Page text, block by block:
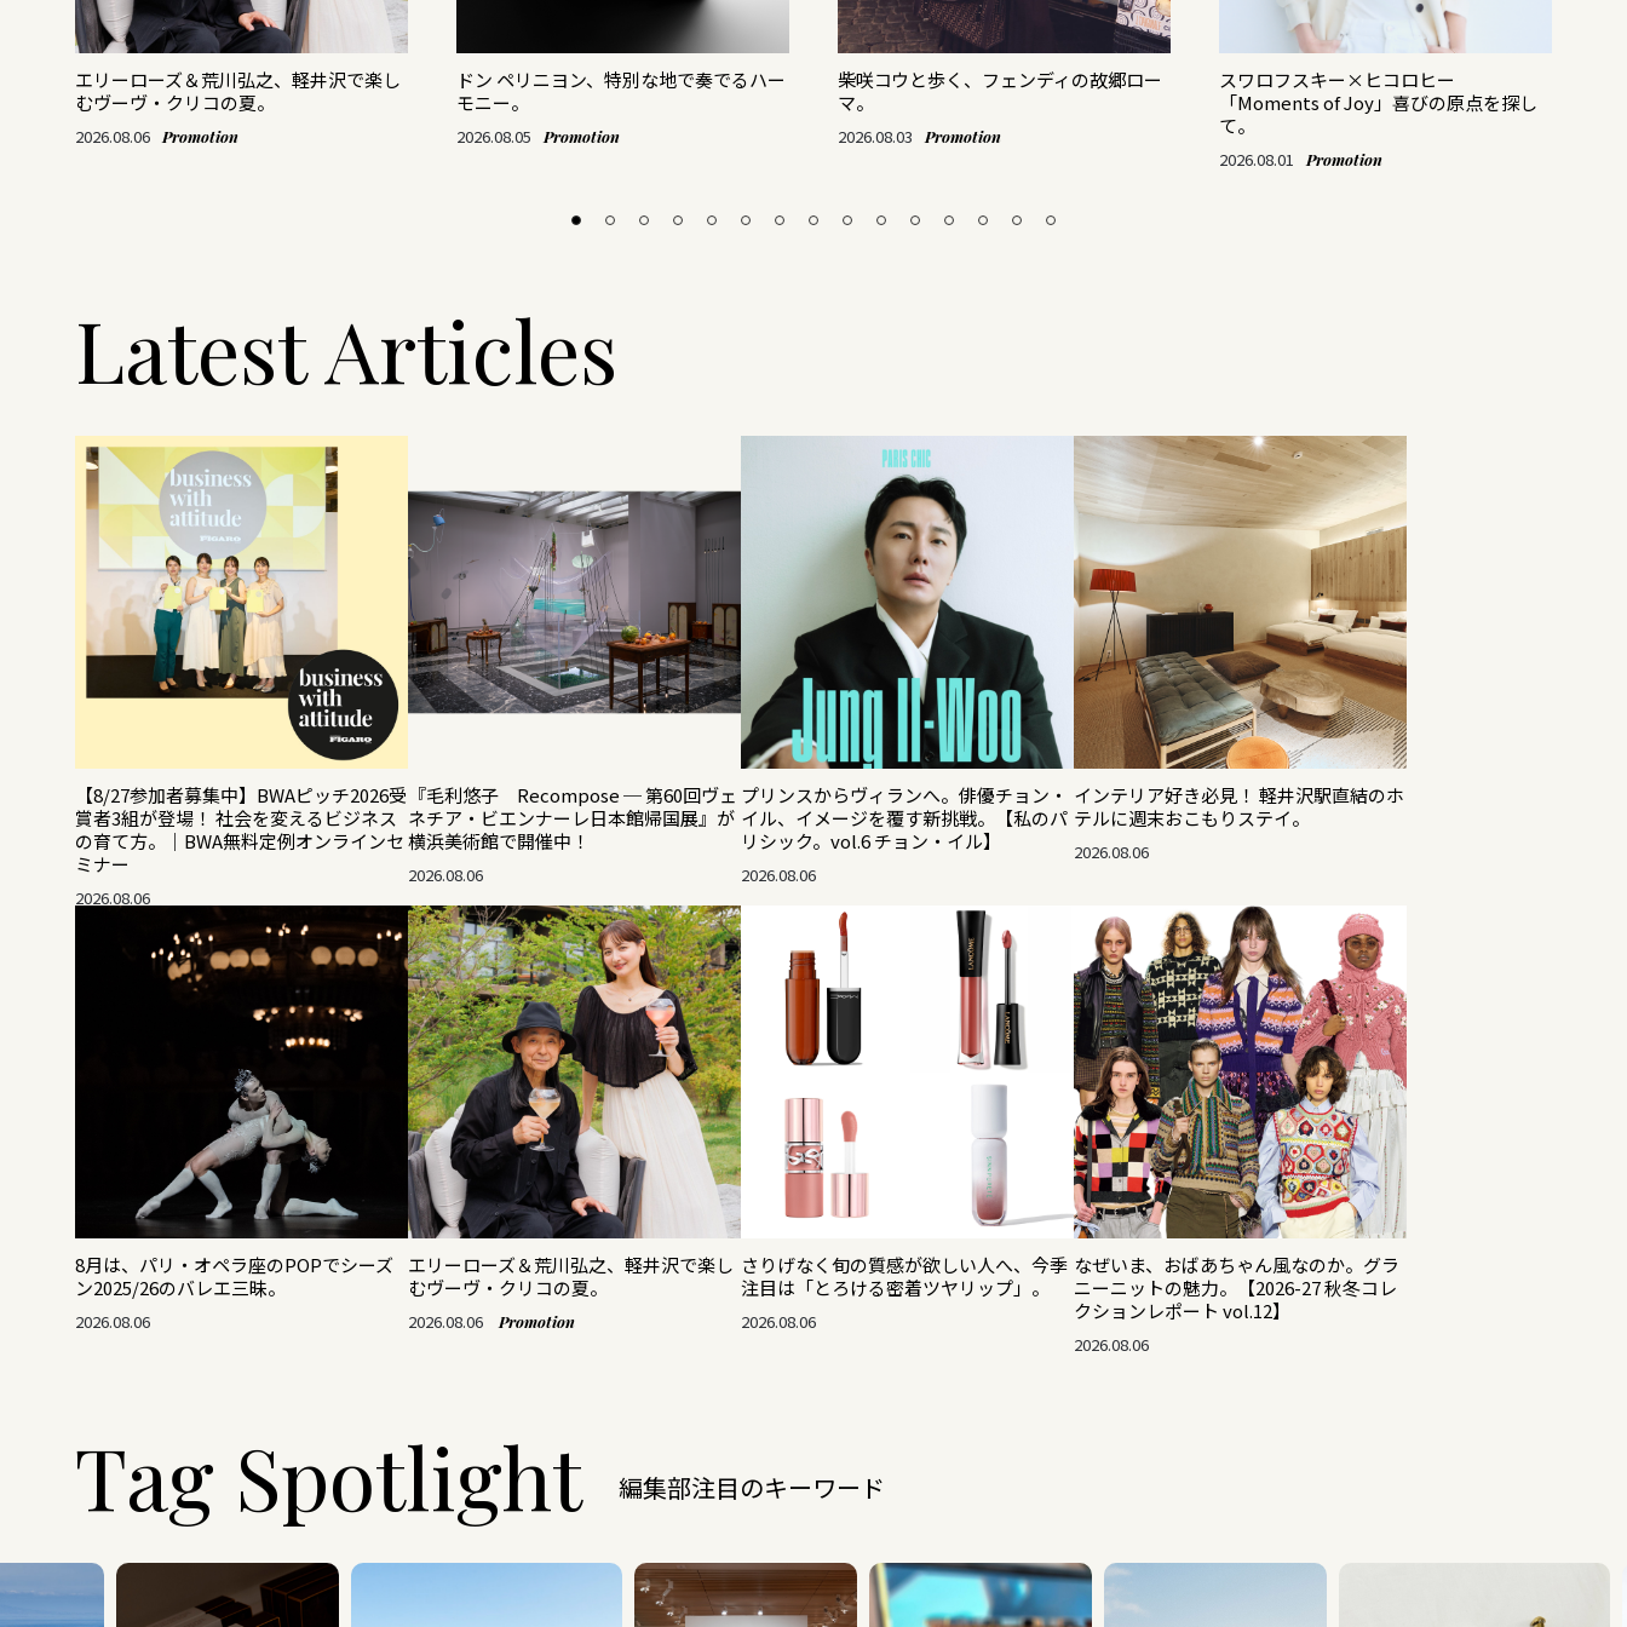
エリーローズ＆荒川弘之、軽井沢で楽し
むヴーヴ・クリコの夏。
2026.08.06 Promotion
ドン ペリニヨン、特別な地で奏でるハー
モニー。
2026.08.05 Promotion
柴咲コウと歩く、フェンディの故郷ロー
マ。
2026.08.03 Promotion
スワロフスキー×ヒコロヒー
「Moments of Joy」喜びの原点を探し
て。
2026.08.01 Promotion
Latest Articles
【8/27参加者募集中】BWAピッチ2026受
賞者3組が登場！ 社会を変えるビジネス
の育て方。｜BWA無料定例オンラインセ
ミナー
2026.08.06
『毛利悠子 Recompose ─ 第60回ヴェ
ネチア・ビエンナーレ日本館帰国展』が
横浜美術館で開催中！
2026.08.06
プリンスからヴィランへ。俳優チョン・
イル、イメージを覆す新挑戦。【私のパ
リシック。vol.6 チョン・イル】
2026.08.06
インテリア好き必見！ 軽井沢駅直結のホ
テルに週末おこもりステイ。
2026.08.06
8月は、パリ・オペラ座のPOPでシーズ
ン2025/26のバレエ三昧。
2026.08.06
エリーローズ＆荒川弘之、軽井沢で楽し
むヴーヴ・クリコの夏。
2026.08.06 Promotion
さりげなく旬の質感が欲しい人へ、今季
注目は「とろける密着ツヤリップ」。
2026.08.06
なぜいま、おばあちゃん風なのか。グラ
ニーニットの魅力。【2026-27 秋冬コレ
クションレポート vol.12】
2026.08.06
Tag Spotlight 編集部注目のキーワード